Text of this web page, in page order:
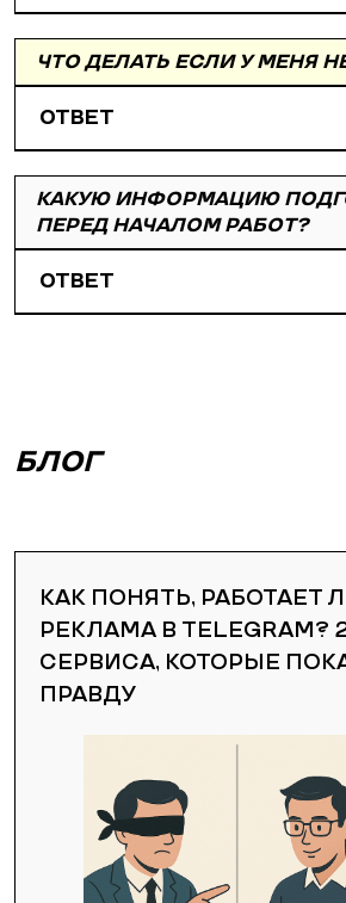
ЧТО ДЕЛАТЬ ЕСЛИ У МЕНЯ
ОТВЕТ
КАКУЮ ИНФОРМАЦИЮ
ПЕРЕД НАЧАЛОМ РАБОТ?
ОТВЕТ
БЛОГ
КАК ПОНЯТЬ, РАБОТАЕТ
РЕКЛАМА В TELEGRAM?
СЕРВИСА, КОТОРЫЕ
ПРАВДУ